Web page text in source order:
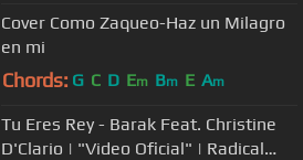
Cover Como Zaqueo-Haz un Milagro
en mi
Chords: G C D Em Bm E Am
Tu Eres Rey - Barak Feat. Christine
D'Clario | "Video Oficial" | Radical